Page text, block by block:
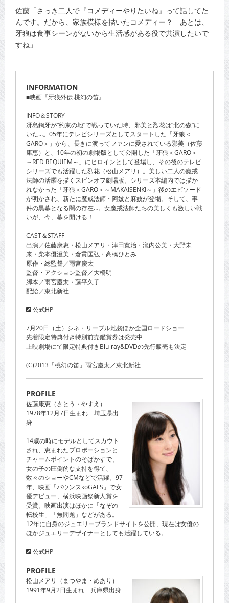
佐藤「さっき二人で『コメディーやりたいね』って話してた
んです。だから、家族模様を描いたコメディー？ あとは、
牙狼は食事シーンがないから生活感がある役で共演したいで
すね」
INFORMATION
■映画『牙狼外伝 桃幻の笛』
INFO＆STORY
冴島鋼牙が“約束の地”で戦っていた時、邪美と烈花は“北の森”に
いた…。05年にテレビシリーズとしてスタートした「牙狼＜
GARO＞」から、長きに渡ってファンに愛されている邪美（佐藤
康恵）と、10年の初の劇場版として公開した「牙狼＜GARO＞
～RED REQUIEM～」にヒロインとして登場し、その後のテレビ
シリーズでも活躍した烈花（松山メアリ）。美しい二人の魔戒
法師の活躍を描くスピンオフ劇場版。シリーズ本編内では描か
れなかった「牙狼＜GARO＞～MAKAISENKI～」後のエピソード
が明かされ、新たに魔戒法師・阿妓と麻妓が登場。そして、事
件の黒幕となる闇の存在…。女魔戒法師たちの美しくも激しい戦
いが、今、幕を開ける！
CAST＆STAFF
出演／佐藤康恵・松山メアリ・津田寛治・瀧内公美・大野未
来・柴本優澄美・倉貫匡弘・高橋ひとみ
原作・総監督／雨宮慶太
監督・アクション監督／大橋明
脚本／雨宮慶太・藤平久子
配給／東北新社
公式HP
7月20日（土）シネ・リーブル池袋ほか全国ロードショー
先着限定特典付き特別前売鑑賞券は発売中
上映劇場にて限定特典付きBlu-ray&DVDの先行販売も決定
(C)2013「桃幻の笛」雨宮慶太／東北新社
PROFILE
佐藤康恵（さとう・やすえ）
1978年12月7日生まれ 埼玉県出
身
14歳の時にモデルとしてスカウト
され、恵まれたプロポーションと
チャームポイントのそばかすで、
女の子の圧倒的な支持を得て、
数々のショーやCMなどで活躍。97
年、映画「バウンスkoGALS」で女
優デビュー、横浜映画祭新人賞を
受賞。映画出演はほかに「なぞの
転校生」「無問題」などがある。
12年に自身のジュエリーブランドサイトを公開、現在は女優の
ほかジュエリーデザイナーとしても活躍している。
公式HP
PROFILE
松山メアリ（まつやま・めあり）
1991年9月2日生まれ 兵庫県出身